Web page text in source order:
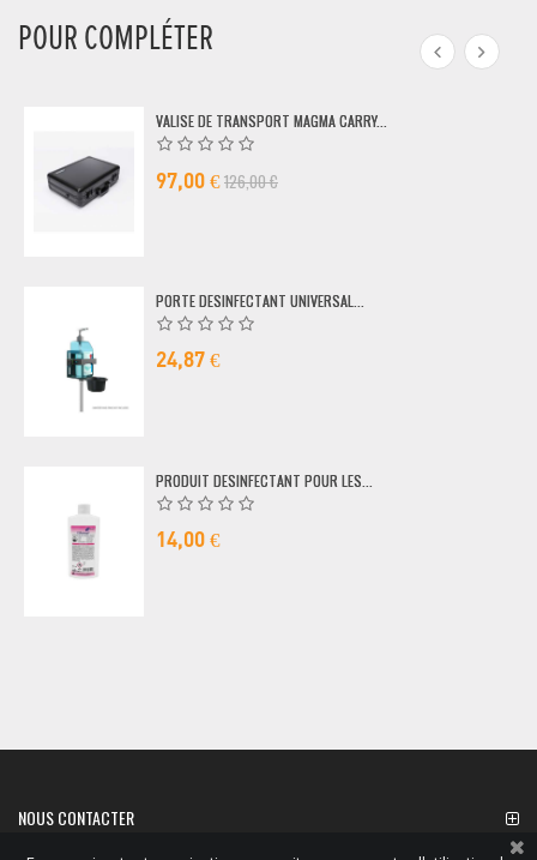
POUR COMPLÉTER
VALISE DE TRANSPORT MAGMA CARRY...
97,00 €126,00 €
PORTE DESINFECTANT UNIVERSAL...
24,87 €
PRODUIT DESINFECTANT POUR LES...
14,00 €
NOUS CONTACTER